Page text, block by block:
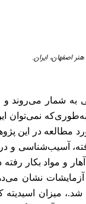
اصفهان، ایران.
به شمار می‌روند و
نمی‌توان
مطالعه در این
رفته، آسیب‌شناسی و
و مواد بکار رفته
نشان